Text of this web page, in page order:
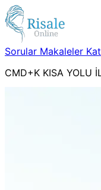
Sorular Makaleler
CMD+K KISA YOLU